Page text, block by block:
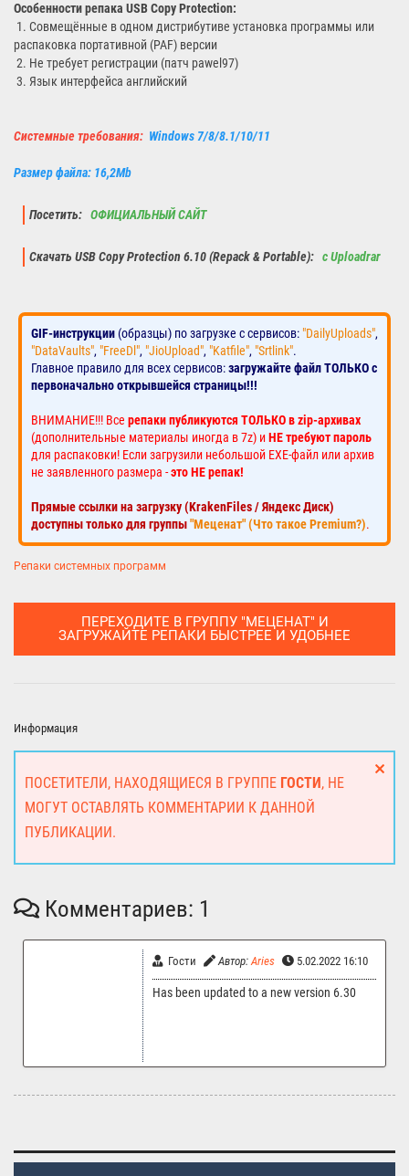
Особенности репака USB Copy Protection:
1. Совмещённые в одном дистрибутиве установка программы или
распаковка портативной (PAF) версии
2. Не требует регистрации (патч pawel97)
3. Язык интерфейса английский
Системные требования: Windows 7/8/8.1/10/11
Размер файла: 16,2Mb
Посетить: ОФИЦИАЛЬНЫЙ САЙТ
Скачать USB Copy Protection 6.10 (Repack & Portable): с Uploadrar
GIF-инструкции (образцы) по загрузке с сервисов: "DailyUploads",
"DataVaults", "FreeDl", "JioUpload", "Katfile", "Srtlink".
Главное правило для всех сервисов:загружайте файл ТОЛЬКО с
первоначально открывшейся страницы!!!
ВНИМАНИЕ!!! Все репаки публикуются ТОЛЬКО в zip-архивах
(дополнительные материалы иногда в 7z) иНЕ требуют пароль
для распаковки! Если загрузили небольшой EXE-файл или архив
не заявленного размера -это НЕ репак!
Прямые ссылки на загрузку (KrakenFiles / Яндекс Диск)
доступны только для группы"Меценат" (Что такое Premium?).
Репаки системных программ
ПЕРЕХОДИТЕ В ГРУППУ "МЕЦЕНАТ" И
ЗАГРУЖАЙТЕ РЕПАКИ БЫСТРЕЕ И УДОБНЕЕ
Информация
ПОСЕТИТЕЛИ, НАХОДЯЩИЕСЯ В ГРУППЕ ГОСТИ , НЕ
МОГУТ ОСТАВЛЯТЬ КОММЕНТАРИИ К ДАННОЙ
ПУБЛИКАЦИИ.
Комментариев: 1
Гости Автор: Aries 5.02.2022 16:10
Has been updated to a new version 6.30